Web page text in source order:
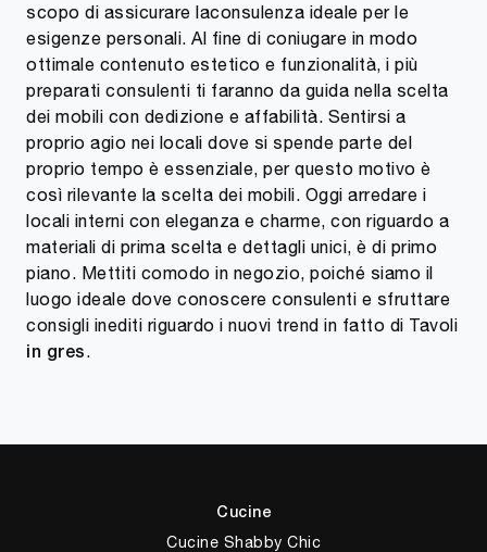
scopo di assicurare laconsulenza ideale per le
esigenze personali. Al fine di coniugare in modo
ottimale contenuto estetico e funzionalità, i più
preparati consulenti ti faranno da guida nella scelta
dei mobili con dedizione e affabilità. Sentirsi a
proprio agio nei locali dove si spende parte del
proprio tempo è essenziale, per questo motivo è
così rilevante la scelta dei mobili. Oggi arredare i
locali interni con eleganza e charme, con riguardo a
materiali di prima scelta e dettagli unici, è di primo
piano. Mettiti comodo in negozio, poiché siamo il
luogo ideale dove conoscere consulenti e sfruttare
consigli inediti riguardo i nuovi trend in fatto di Tavoli
in gres
Cucine
Cucine Shabby Chic